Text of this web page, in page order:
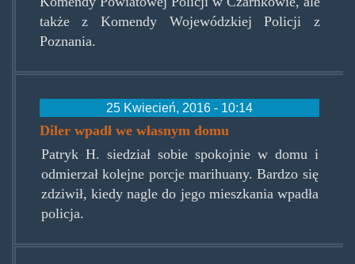
także z Komendy Wojewódzkiej Policji z
Poznania.
25 Kwiecień, 2016 - 10:14
Diler wpadł we własnym domu
Patryk H. siedział sobie spokojnie w domu i
odmierzał kolejne porcje marihuany. Bardzo się
zdziwił, kiedy nagle do jego mieszkania wpadła
policja.